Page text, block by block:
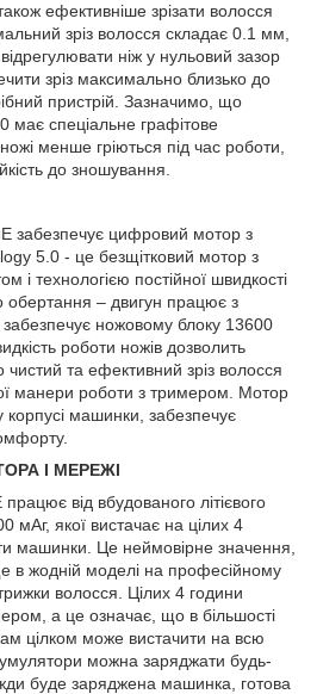
ефективніше зрізати волосся
зріз волосся складає 0.1 мм,
ніж у нульовий зазор
зріз максимально близько до
пристрій. Зазначимо, що
має спеціальне графітове
менше гріються під час роботи,
до зношування.
забезпечує цифровий мотор з
5.0 - це безщітковий мотор з
і технологією постійної швидкості
– двигун працює з
ножовому блоку 13600
роботи ножів дозволить
та ефективний зріз волосся
манери роботи з тримером. Мотор
машинки, забезпечує
І МЕРЕЖІ
від вбудованого літієвого
мАг, якої вистачає на цілих 4
машинки. Це неймовірне значення,
в жодній моделі на професійному
волосся. Цілих 4 години
а це означає, що в більшості
цілком може вистачити на всю
можна заряджати будь-
буде заряджена машинка, готова